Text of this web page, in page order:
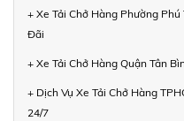
+ Xe Tải Chở Hàng Phường
Đãi
+ Xe Tải Chở Hàng Quận Tân
+ Dịch Vụ Xe Tải Chở Hàng
24/7